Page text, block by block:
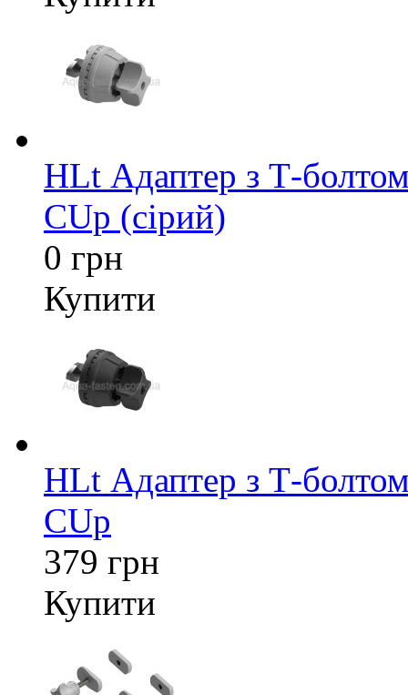
HLt Адаптер з Т-
CUp (сірий)
0 грн
Купити
HLt Адаптер з Т-
CUp
379 грн
Купити